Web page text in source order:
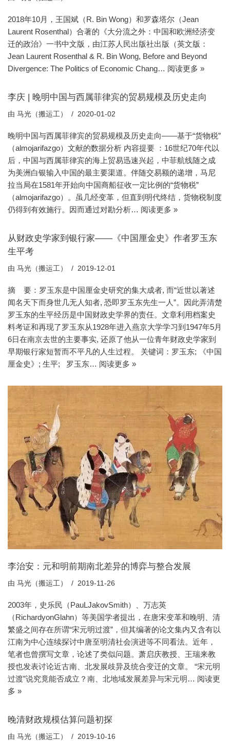
2018年10月，王国斌（R. Bin Wong）和罗森塔尔（Jean
Laurent Rosenthal）合著的《大分流之外：中国和欧洲经济变
迁的政治》一书中文版，由江苏人民出版社出版（英文版：
Jean Laurent Rosenthal & R. Bin Wong, Before and Beyond
Divergence: The Politics of Economic Chang… 阅读更多 »
李庆 | 晚明中国与西属菲律宾的贸易规模及历史走向
由 马光（搬运工） 2020-01-02
晚明中国与西属菲律宾的贸易规模及历史走向——基于“货物税”
（almojarifazgo）文献的数据分析 内容提要 ：16世纪70年代以
后，中国与西属菲律宾的海上贸易迅速兴起，中菲航线随之成
为美洲白银输入中国的最主要渠道。伴随交易额的递增，马尼
拉当局在1581年开始向中国商船征收一定比例的“货物税”
（almojarifazgo）。虽几经变革，但直到明代终结，货物税制度
仍得到有效施行。因而通过对勘分析… 阅读更多 »
从财政史学家到银行家——《中国厘金史》作者罗玉东
生平考
由 马光（搬运工） 2019-12-01
摘 要：罗玉东是中国厘金史研究的集大成者, 而“近世以著述
闻名天下而身世几无人知者, 恐即罗玉东先生一人”。因此弄清楚
罗玉东的生平经历是中国财政史学界的责任。文章利用档案史
料考证和再现了罗玉东从1928年进入燕京大学学习到1947年5月
6日在南京去世的主要事实, 还原了他从一位青年财政史学家到
早期银行家短暂而不平凡的人生过程。 关键词：罗玉东; 《中国
厘金史》; 生平; 罗玉东… 阅读更多 »
李治安：元和明前期南北差异的博弈与整合发展
由 马光（搬运工） 2019-11-26
2003年，史乐民（PauLJakovSmith）、万志英
（RichardyonGlahn）等美国学者提出，在唐宋变革和晚明、清
繁盛之间存在所谓“宋元明过渡”，但其编著的论文集内又含有以
江南为中心连续探讨中唐至明清社会演进等不同看法。近年，
笔者也曾撰写文章，论述了类似问题。萧启庆教授、王瑞来教
授也发表讨论近古南、北发展歧异及统合变迁的文章。 “宋元明
过渡”说究竟能否成立？南、北地域发展差异与宋元明… 阅读更
多 »
晚清财政规模估算问题初探
由 马光（搬运工） 2019-10-16